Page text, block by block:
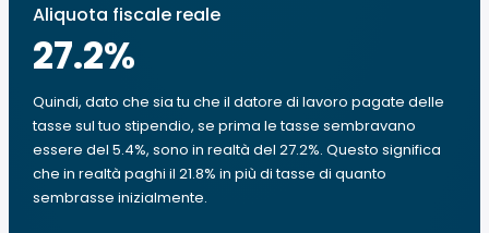
Aliquota fiscale reale
27.2%
Quindi, dato che sia tu che il datore di lavoro pagate delle
tasse sul tuo stipendio, se prima le tasse sembravano
essere del 5.4%, sono in realtà del 27.2%. Questo significa
che in realtà paghi il 21.8% in più di tasse di quanto
sembrasse inizialmente.